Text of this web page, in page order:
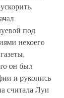
под
некоего
он был
и рукопись
считала Луи